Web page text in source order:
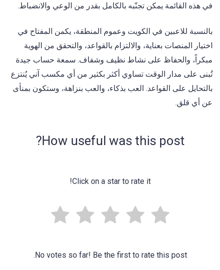
في هذه القائمة يمكن تجنّبه بالكامل بقدر من الوعي والانضباط.
بالنسبة للاعبين في الكويت وعموم المنطقة، يكمن المفتاح في
اختيار المنصات بعناية، والالتزام بالقواعد، والتحقق من الهوية
مبكراً، والحفاظ على نشاط نظيف وشفاف. سمعة حساب جيدة
تُبنى على مدار الوقت تساوي أكثر بكثير من أي مكسب آني يُنتزع
بالتحايل على القواعد. العب بذكاء، والعب بنزاهة، وستكون بمنأى
عن أي قلق.
How useful was this post?
Click on a star to rate it!
No votes so far! Be the first to rate this post.